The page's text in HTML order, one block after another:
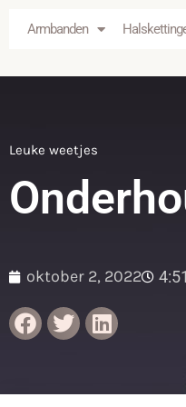
Armbanden
Leuke weetjes
oktober 2, 2022